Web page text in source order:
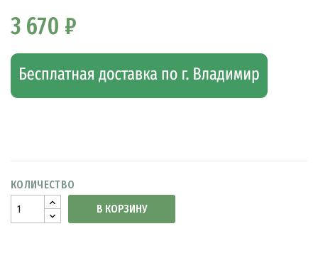
3 670 ₽
КОЛИЧЕСТВО
В КОРЗИНУ